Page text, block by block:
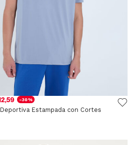
-30%
Estampada con Cortes